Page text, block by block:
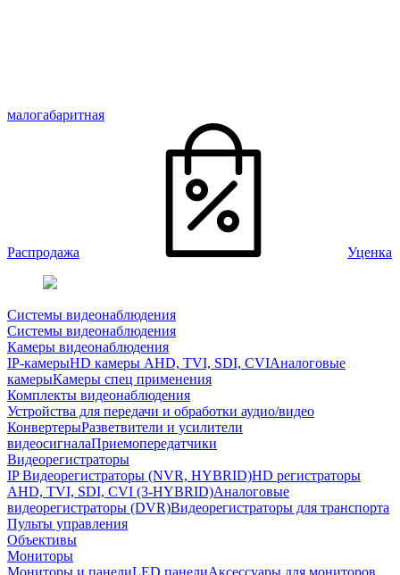
малогабаритная
Распродажа Уценка
Системы видеонаблюдения
Системы видеонаблюдения
Камеры видеонаблюдения
IP-камерыHD камеры AHD, TVI, SDI, CVIАналоговые
камерыКамеры спец применения
Комплекты видеонаблюдения
Устройства для передачи и обработки аудио/видео
КонвертерыРазветвители и усилители
видеосигналаПриемопередатчики
Видеорегистраторы
IP Видеорегистраторы (NVR, HYBRID)HD регистраторы
AHD, TVI, SDI, CVI (3-HYBRID)Аналоговые
видеорегистраторы (DVR)Видеорегистраторы для транспорта
Пульты управления
Объективы
Мониторы
Мониторы и панелиLED панелиАксессуары для мониторов